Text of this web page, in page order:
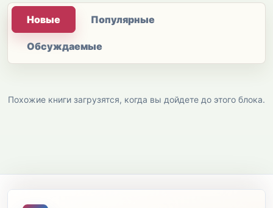
Новые Популярные
Обсуждаемые
Похожие книги загрузятся, когда вы дойдете до этого блока.